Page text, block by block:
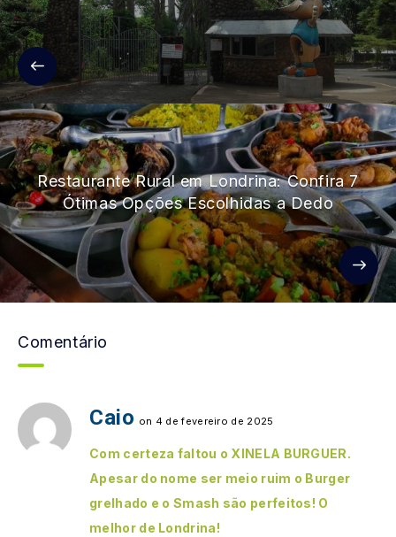
Restaurante Rural em Londrina: Confira 7
Ótimas Opções Escolhidas a Dedo
Comentário
Caio on 4 de fevereiro de 2025
Com certeza faltou o XINELA BURGUER.
Apesar do nome ser meio ruim o Burger
grelhado e o Smash são perfeitos! O
melhor de Londrina!